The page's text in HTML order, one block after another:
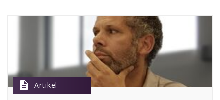
description Artikel